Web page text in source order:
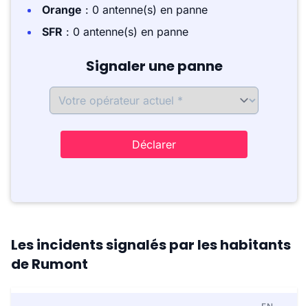
Orange : 0 antenne(s) en panne
SFR : 0 antenne(s) en panne
Signaler une panne
Déclarer
Les incidents signalés par les habitants
de Rumont